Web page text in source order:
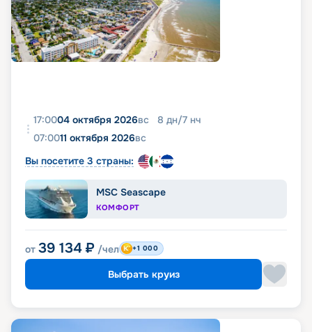
17:0004 октября 2026вс 8 дн/7 нч
07:0011 октября 2026вс
Вы посетите 3 страны:
MSC Seascape
КОМФОРТ
от 39 134 ₽ /чел +1 000
Выбрать круиз